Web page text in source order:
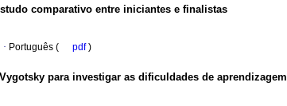
comparativo entre iniciantes e finalistas
· Português ( pdf)
para investigar as dificuldades de aprendizagem